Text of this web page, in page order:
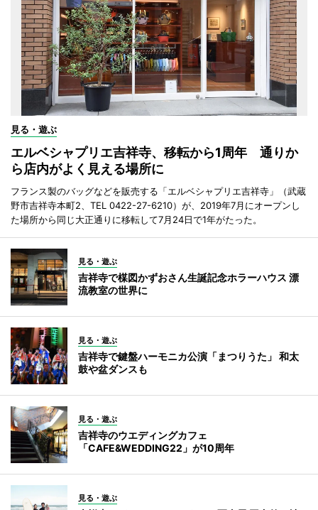
見る・遊ぶ
エルベシャプリエ吉祥寺、移転から1周年 通りか
ら店内がよく見える場所に
フランス製のバッグなどを販売する「エルベシャプリエ吉祥寺」（武蔵
野市吉祥寺本町2、TEL 0422-27-6210）が、2019年7月にオープンし
た場所から同じ大正通りに移転して7月24日で1年がたった。
見る・遊ぶ
吉祥寺で楳図かずおさん生誕記念ホラーハウス 漂
流教室の世界に
見る・遊ぶ
吉祥寺で鍵盤ハーモニカ公演「まつりうた」 和太
鼓や盆ダンスも
見る・遊ぶ
吉祥寺のウエディングカフェ
「CAFE&WEDDING22」が10周年
見る・遊ぶ